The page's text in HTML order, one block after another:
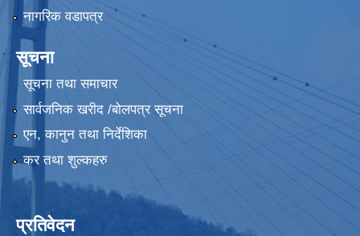
नागरिक वडापत्र
सूचना
सूचना तथा समाचार
सार्वजनिक खरीद /बोलपत्र सूचना
एन, कानुन तथा निर्देशिका
कर तथा शुल्कहरु
प्रतिवेदन